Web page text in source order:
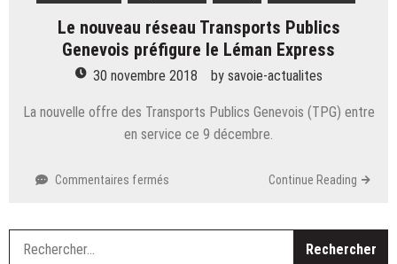
la
poterie
à
de
avec
Le nouveau réseau Transports Publics
Genevois préfigure le Léman Express
30 novembre 2018 by savoie-actualites
La nouvelle offre des Transports Publics Genevois (TPG) entre
en service ce 9 décembre.
Commentaires fermés
réseau
Continue Reading